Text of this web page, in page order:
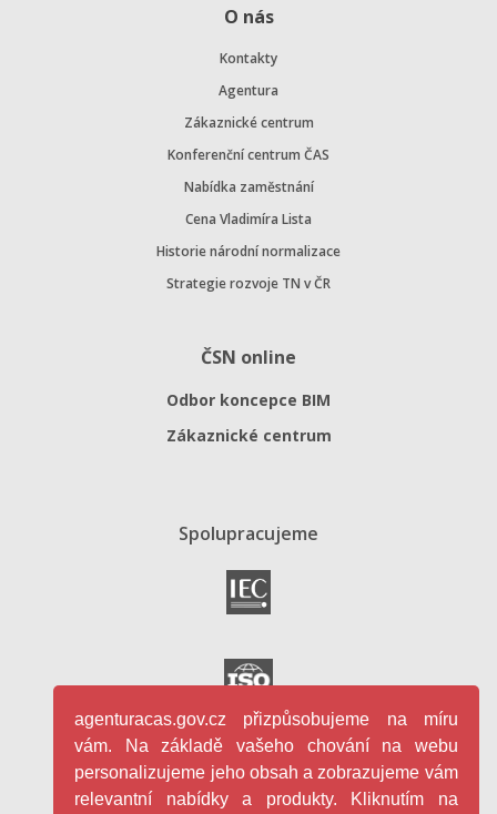
O nás
Kontakty
Agentura
Zákaznické centrum
Konferenční centrum ČAS
Nabídka zaměstnání
Cena Vladimíra Lista
Historie národní normalizace
Strategie rozvoje TN v ČR
ČSN online
Odbor koncepce BIM
Zákaznické centrum
Spolupracujeme
agenturacas.gov.cz přizpůsobujeme na míru
vám. Na základě vašeho chování na webu
personalizujeme jeho obsah a zobrazujeme vám
relevantní nabídky a produkty. Kliknutím na